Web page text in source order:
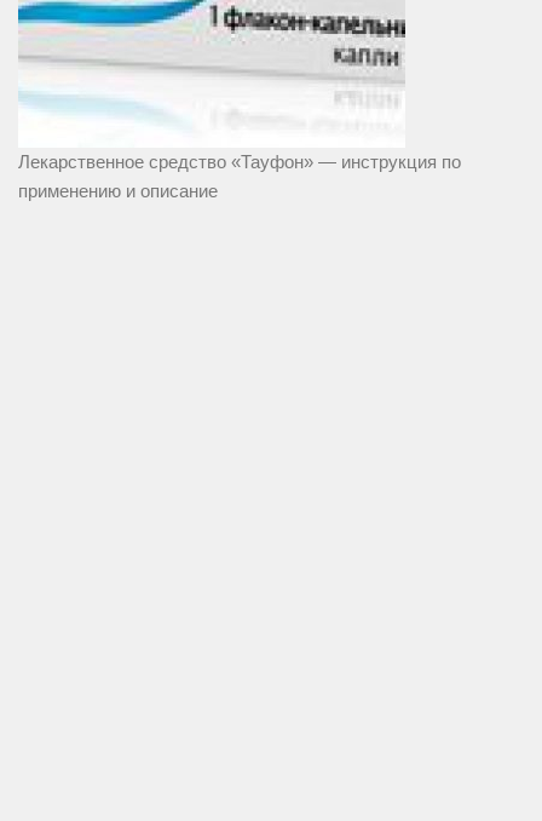
Лекарственное средство «Тауфон» — инструкция по
применению и описание